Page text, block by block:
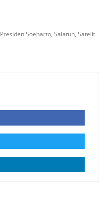
Presiden Soeharto, Salatun, Satelit